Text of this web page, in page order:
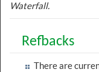
Waterfall.
Refbacks
There are